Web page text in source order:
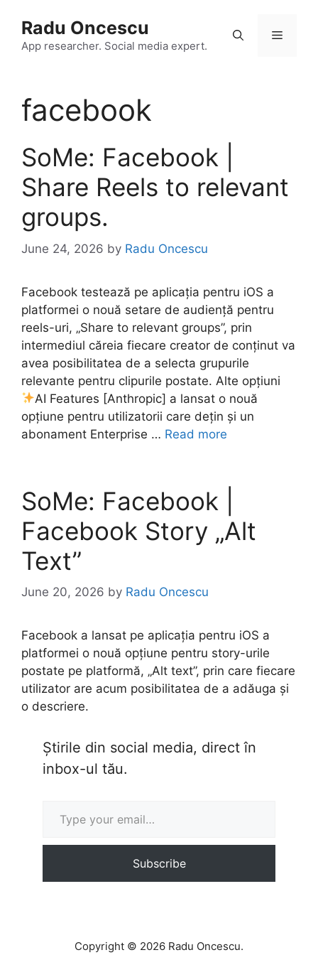
content
Radu Oncescu
App researcher. Social media expert.
Menu
facebook
SoMe: Facebook |
Share Reels to relevant
groups.
June 24, 2026 by Radu Oncescu
Facebook testează pe aplicația pentru iOS a
platformei o nouă setare de audiență pentru
reels-uri, „Share to relevant groups”, prin
intermediul căreia fiecare creator de conținut va
avea posibilitatea de a selecta grupurile
relevante pentru clipurile postate. Alte opțiuni
AI Features [Anthropic] a lansat o nouă
opțiune pentru utilizatorii care dețin și un
abonament Enterprise … Read more
SoMe: Facebook |
Facebook Story „Alt
Text”
June 20, 2026 by Radu Oncescu
Facebook a lansat pe aplicația pentru iOS a
platformei o nouă opțiune pentru story-urile
postate pe platformă, „Alt text”, prin care fiecare
utilizator are acum posibilitatea de a adăuga și
o descriere.
Știrile din social media, direct în
inbox-ul tău.
Subscribe
Copyright © 2026 Radu Oncescu.